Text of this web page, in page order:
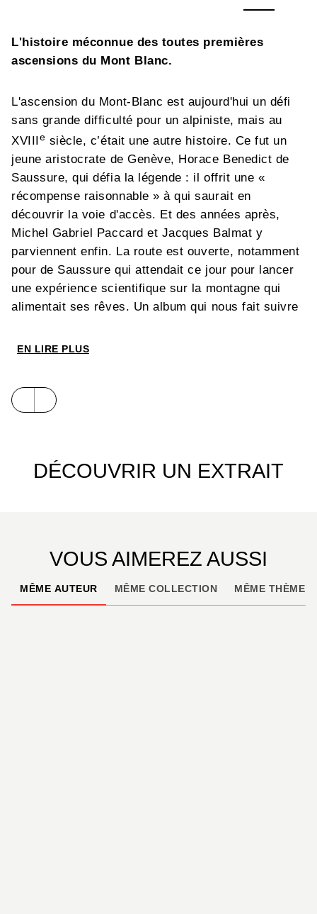
L'histoire méconnue des toutes premières
ascensions du Mont Blanc.
L'ascension du Mont-Blanc est aujourd'hui un défi
sans grande difficulté pour un alpiniste, mais au
XVIIIe siècle, c’était une autre histoire. Ce fut un
jeune aristocrate de Genève, Horace Benedict de
Saussure, qui défia la légende : il offrit une «
récompense raisonnable » à qui saurait en
découvrir la voie d'accès. Et des années après,
Michel Gabriel Paccard et Jacques Balmat y
parviennent enfin. La route est ouverte, notamment
pour de Saussure qui attendait ce jour pour lancer
une expérience scientifique sur la montagne qui
alimentait ses rêves. Un album qui nous fait suivre
allant là où personne n'était jamais allé.
EN LIRE PLUS
DÉCOUVRIR UN EXTRAIT
VOUS AIMEREZ AUSSI
MÊME AUTEUR MÊME COLLECTION MÊME THÈME